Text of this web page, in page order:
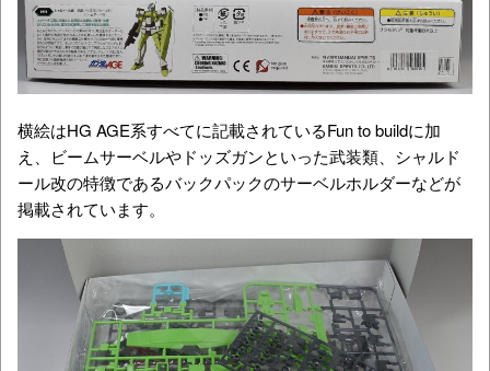
横絵はHG AGE系すべてに記載されているFun to buildに加
え、ビームサーベルやドッズガンといった武装類、シャルド
ール改の特徴であるバックパックのサーベルホルダーなどが
掲載されています。